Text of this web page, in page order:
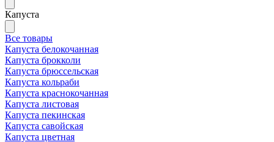
Капуста
Все товары
Капуста белокочанная
Капуста брокколи
Капуста брюссельская
Капуста кольраби
Капуста краснокочанная
Капуста листовая
Капуста пекинская
Капуста савойская
Капуста цветная